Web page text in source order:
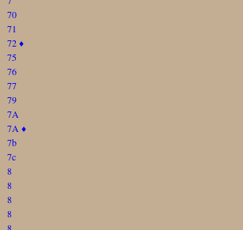
70
71
72♦
75
76
77
79
7A
7A ♦
7b
7c
8
8
8
8
8